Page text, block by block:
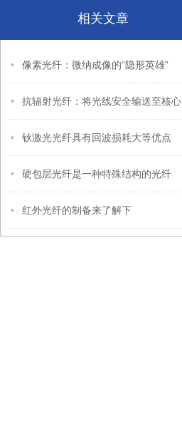
相关文章
像素光纤：微纳成像的“隐形英雄”
抗辐射光纤：将光线安全输送至核心
钬激光光纤具有回波损耗大等优点
硬包层光纤是一种特殊结构的光纤
红外光纤的制备来了解下